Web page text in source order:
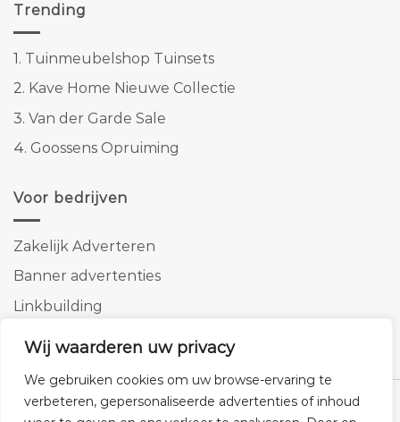
Wij waarderen uw privacy
We gebruiken cookies om uw browse-ervaring te
verbeteren, gepersonaliseerde advertenties of inhoud
Trending
1. Tuinmeubelshop Tuinsets
2. Kave Home Nieuwe Collectie
3. Van der Garde Sale
4. Goossens Opruiming
Voor bedrijven
Zakelijk Adverteren
Banner advertenties
Linkbuilding
SEO copywriting